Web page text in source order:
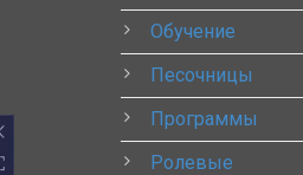
Обучение
Песочницы
Программы
Ролевые